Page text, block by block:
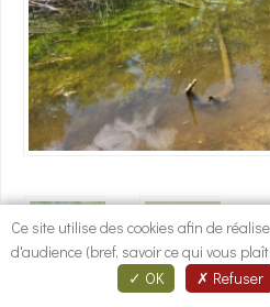
Descriptif
Au Pont du Diable il y a la plage, le
Ce site utilise des cookies afin de
d'audience (bref, savoir ce qui vous
OK
Refuser